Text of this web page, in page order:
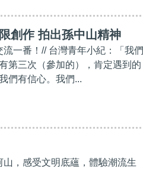
創作 拍出孫中山精神
一番！// 台灣青年小紀：「我們
第三次（參加的），肯定遇到的
們有信心。我們...
，感受文明底蘊，體驗潮流生